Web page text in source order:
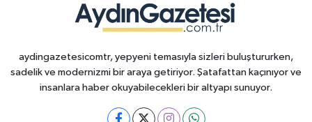
aydingazetesicomtr, yepyeni temasıyla sizleri buluştururken,
sadelik ve modernizmi bir araya getiriyor. Şatafattan kaçınıyor ve
insanlara haber okuyabilecekleri bir altyapı sunuyor.